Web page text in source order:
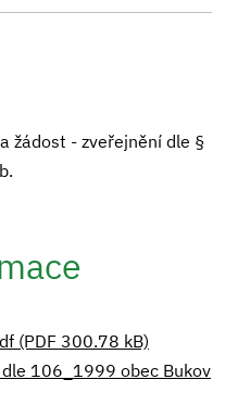
žádost - zveřejnění dle §
(PDF 300.78 kB)
106_1999 obec Bukov